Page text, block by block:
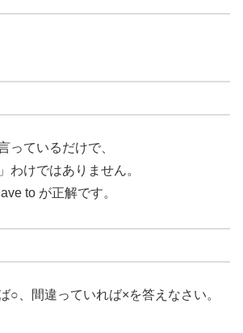
っているだけで、
わけではありません。
to が正解です。
○、間違っていれば×を答えなさい。